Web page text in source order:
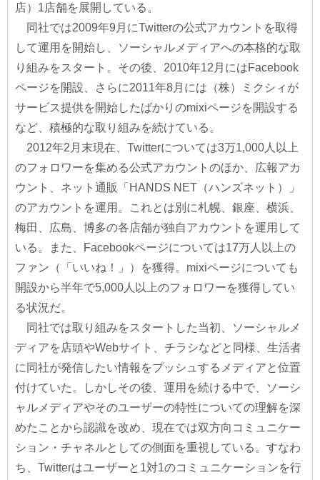
店）1店舗を展開している。
同社では2009年9月にTwitterの公式アカウントを取得
して運用を開始し、ソーシャルメディアへの本格的な取
り組みをスタート。その後、2010年12月にはFacebook
ページを開設、さらに2011年8月には（株）ミクシィが
サービス提供を開始したばかりのmixiページを開設する
など、積極的な取り組みを続けている。
2012年2月末現在、Twitterについては3万1,000人以上
のフォロワーを集める公式アカウントのほか、広報アカ
ウント、ネット通販「HANDS NET（ハンズネット）」
のアカウントを運用。これとは別に札幌、銀座、横浜、
梅田、広島、博多の各店舗が独自アカウントを運用して
いる。また、Facebookページについては17万人以上の
ファン（「いいね！」）を獲得。mixiページについても
開設から半年で5,000人以上のフォロワーを獲得してい
る状況だ。
同社では取り組みをスタートした当初、ソーシャルメ
ディアを店頭やWebサイト、チラシなどと同様、生活者
に同社が発信したい情報をプッシュするメディアと位置
付けていた。しかしその後、運用を続ける中で、ソーシ
ャルメディアやそのユーザーの特性についての理解を深
めたことから認識を改め、現在では双方向コミュニケー
ション・チャネルとしての側面を重視している。すなわ
ち、Twitterはユーザーと1対1のコミュニケーションを行